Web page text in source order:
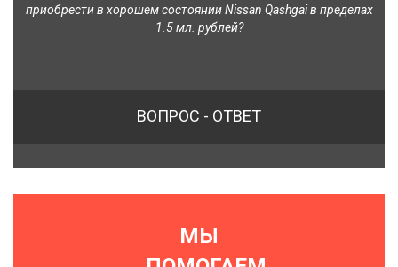
приобрести в хорошем состоянии Nissan Qashgai в пределах
1.5 мл. рублей?
ВОПРОС - ОТВЕТ
МЫ